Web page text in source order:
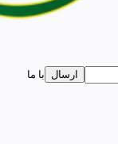
ارسال
با ما